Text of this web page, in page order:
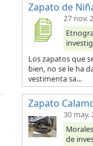
Zapato de
27 nov.
Los zapatos que
bien, no se le ha
vestimenta sa...
Zapato
30 may.
de